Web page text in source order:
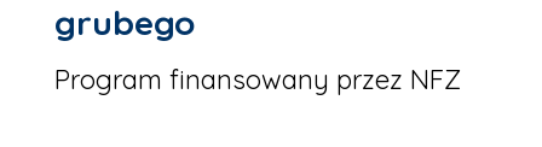
grubego
Program finansowany przez NFZ